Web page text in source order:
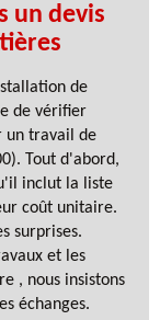
un devis
de
de vérifier
un travail de
Tout d'abord,
inclut la liste
coût unitaire.
surprises.
et les
, nous insistons
échanges.